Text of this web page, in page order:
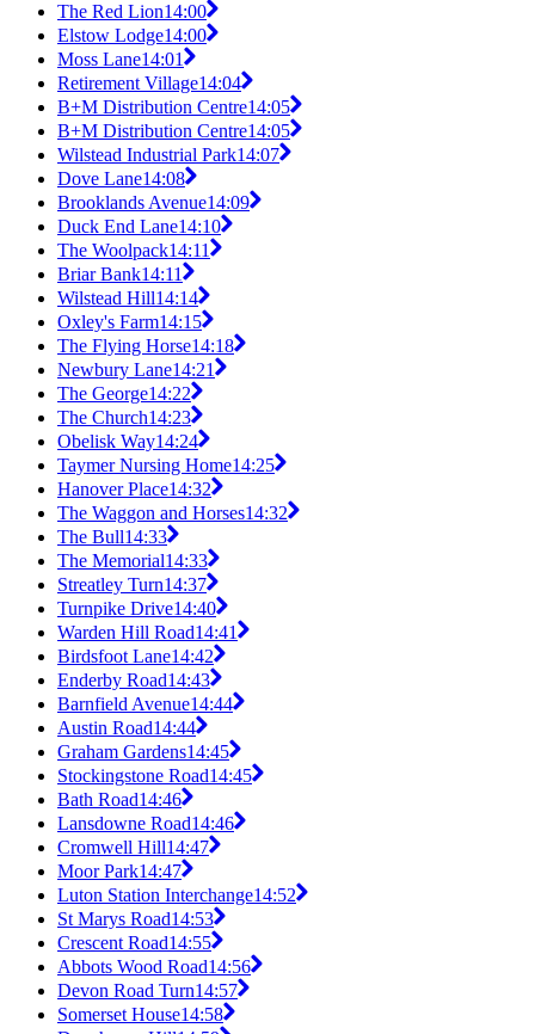
The Red Lion14:00
Elstow Lodge14:00
Moss Lane14:01
Retirement Village14:04
B+M Distribution Centre14:05
B+M Distribution Centre14:05
Wilstead Industrial Park14:07
Dove Lane14:08
Brooklands Avenue14:09
Duck End Lane14:10
The Woolpack14:11
Briar Bank14:11
Wilstead Hill14:14
Oxley's Farm14:15
The Flying Horse14:18
Newbury Lane14:21
The George14:22
The Church14:23
Obelisk Way14:24
Taymer Nursing Home14:25
Hanover Place14:32
The Waggon and Horses14:32
The Bull14:33
The Memorial14:33
Streatley Turn14:37
Turnpike Drive14:40
Warden Hill Road14:41
Birdsfoot Lane14:42
Enderby Road14:43
Barnfield Avenue14:44
Austin Road14:44
Graham Gardens14:45
Stockingstone Road14:45
Bath Road14:46
Lansdowne Road14:46
Cromwell Hill14:47
Moor Park14:47
Luton Station Interchange14:52
St Marys Road14:53
Crescent Road14:55
Abbots Wood Road14:56
Devon Road Turn14:57
Somerset House14:58